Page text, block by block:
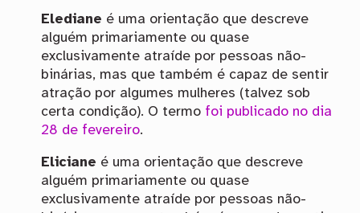
Elediane é uma orientação que descreve
alguém primariamente ou quase
exclusivamente atraíde por pessoas não-
binárias, mas que também é capaz de sentir
atração por algumes mulheres (talvez sob
certa condição). O termo foi publicado no dia
28 de fevereiro.
Eliciane é uma orientação que descreve
alguém primariamente ou quase
exclusivamente atraíde por pessoas não-